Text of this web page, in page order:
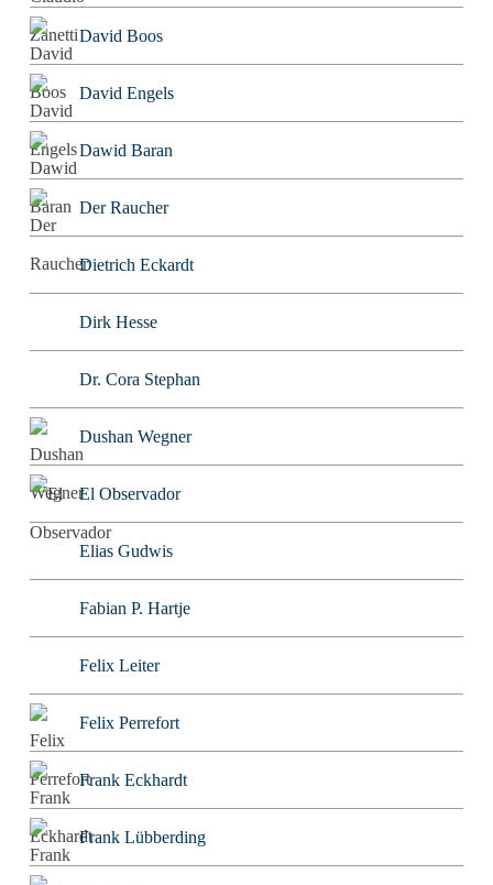
David Boos
David Engels
Dawid Baran
Der Raucher
Dietrich Eckardt
Dirk Hesse
Dr. Cora Stephan
Dushan Wegner
El Observador
Elias Gudwis
Fabian P. Hartje
Felix Leiter
Felix Perrefort
Frank Eckhardt
Frank Lübberding